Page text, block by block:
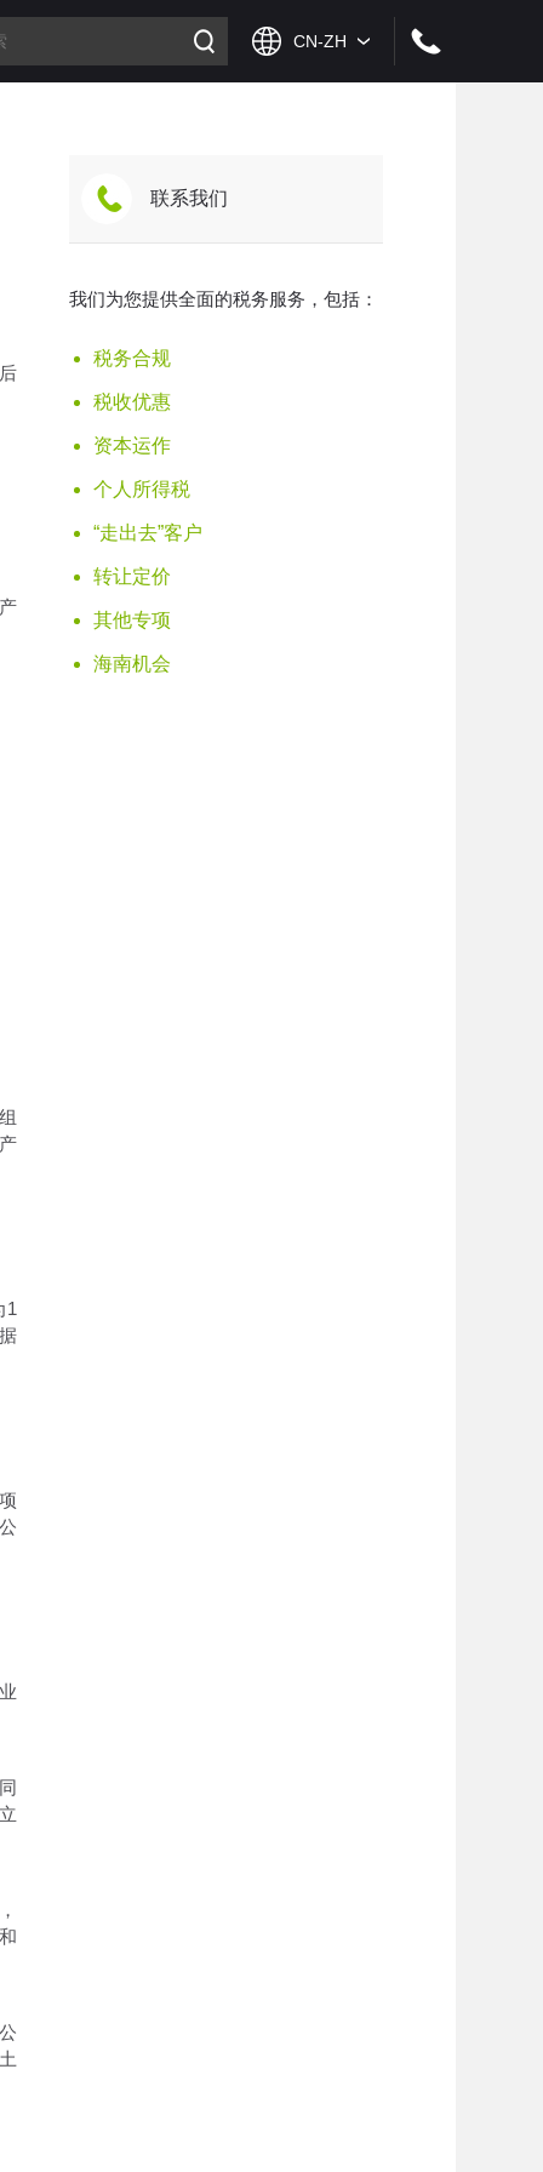
1
联系我们
我们为您提供全面的税务服务，包括：
税务合规
税收优惠
资本运作
个人所得税
“走出去”客户
转让定价
其他专项
海南机会